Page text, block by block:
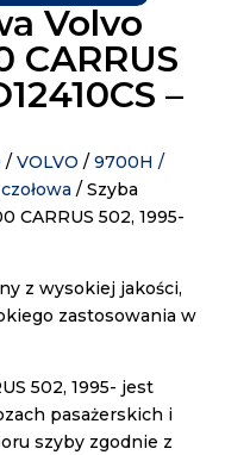
Volvo
CARRUS
–
/ VOLVO / 9700H /
/ Szyba
CARRUS 502, 1995-
z wysokiej jakości,
zastosowania w
502, 1995- jest
pasażerskich i
szyby zgodnie z